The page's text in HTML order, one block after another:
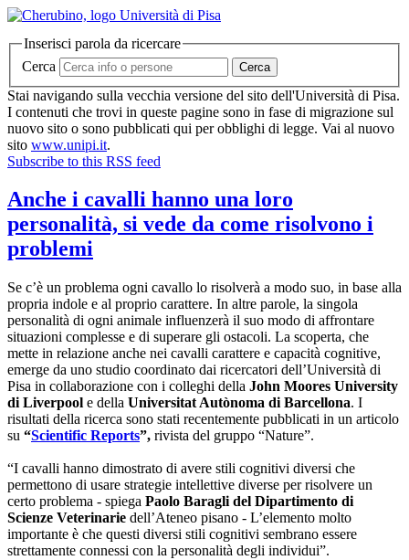
Inserisci parola da ricercare
Cerca
Cerca
Stai navigando sulla vecchia versione del sito dell'Università di Pisa.
I contenuti che trovi in queste pagine sono in fase di migrazione sul
nuovo sito o sono pubblicati qui per obblighi di legge. Vai al nuovo
sito www.unipi.it.
Subscribe to this RSS feed
Anche i cavalli hanno una loro
personalità, si vede da come risolvono i
problemi
Se c’è un problema ogni cavallo lo risolverà a modo suo, in base alla
propria indole e al proprio carattere. In altre parole, la singola
personalità di ogni animale influenzerà il suo modo di affrontare
situazioni complesse e di superare gli ostacoli. La scoperta, che
mette in relazione anche nei cavalli carattere e capacità cognitive,
emerge da uno studio coordinato dai ricercatori dell’Università di
Pisa in collaborazione con i colleghi della John Moores University
di Liverpool e della Universitat Autònoma di Barcellona. I
risultati della ricerca sono stati recentemente pubblicati in un articolo
su “Scientific Reports”, rivista del gruppo “Nature”.
“I cavalli hanno dimostrato di avere stili cognitivi diversi che
permettono di usare strategie intellettive diverse per risolvere un
certo problema - spiega Paolo Baragli del Dipartimento di
Scienze Veterinarie dell’Ateneo pisano - L’elemento molto
importante è che questi diversi stili cognitivi sembrano essere
strettamente connessi con la personalità degli individui”.